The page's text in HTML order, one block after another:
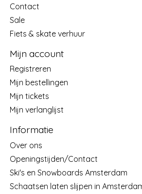
Contact
Sale
Fiets & skate verhuur
Mijn account
Registreren
Mijn bestellingen
Mijn tickets
Mijn verlanglijst
Informatie
Over ons
Openingstijden/Contact
Ski's en Snowboards Amsterdam
Schaatsen laten slijpen in